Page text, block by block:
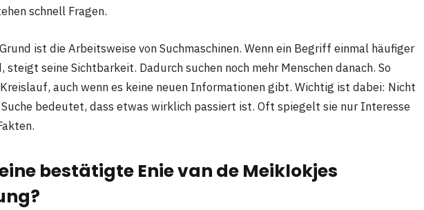
schnell Fragen.
ist die Arbeitsweise von Suchmaschinen. Wenn ein Begriff einmal häufiger
steigt seine Sichtbarkeit. Dadurch suchen noch mehr Menschen danach. So
auch wenn es keine neuen Informationen gibt. Wichtig ist dabei: Nicht
bedeutet, dass etwas wirklich passiert ist. Oft spiegelt sie nur Interesse
bestätigte Enie van de Meiklokjes